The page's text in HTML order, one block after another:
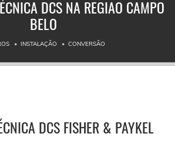
DCS NA REGIÃO CAMPO
BELO
INSTALAÇÃO CONVERSÃO
DCS FISHER & PAYKEL